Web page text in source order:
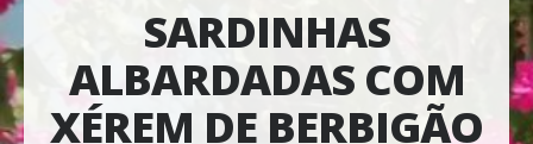
SARDINHAS
ALBARDADAS COM
XÉREM DE BERBIGÃO